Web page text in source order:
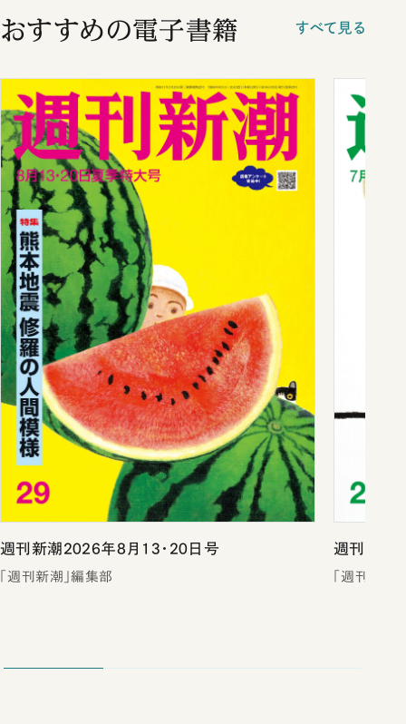
おすすめの電子書籍 すべて見る
週刊新潮2026年8月13・20日号
「週刊新潮」編集部
週刊新潮
「週刊新潮